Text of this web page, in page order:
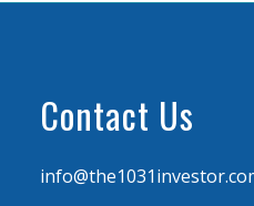
Contact Us